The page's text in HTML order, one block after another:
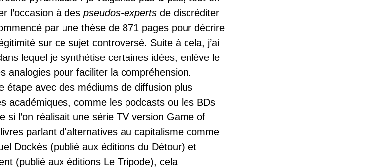
l’occasion à des pseudos-experts de discréditer
par une thèse de 871 pages pour décrire
sur ce sujet controversé. Suite à cela, j’ai
lequel je synthétise certaines idées, enlève le
analogies pour faciliter la compréhension.
étape avec des médiums de diffusion plus
académiques, comme les podcasts ou les BDs
si l’on réalisait une série TV version Game of
parlant d'alternatives au capitalisme comme
Dockès (publié aux éditions du Détour) et
(publié aux éditions Le Tripode), cela